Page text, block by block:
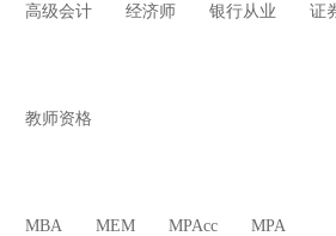
高级会计 经济师 银行从业 证
教师资格
MBA MEM MPAcc MPA